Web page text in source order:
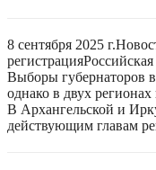
8 сентября 2025 г.
регистрация
Выборы губернаторов
однако в двух
В Архангельской и
действующим главам